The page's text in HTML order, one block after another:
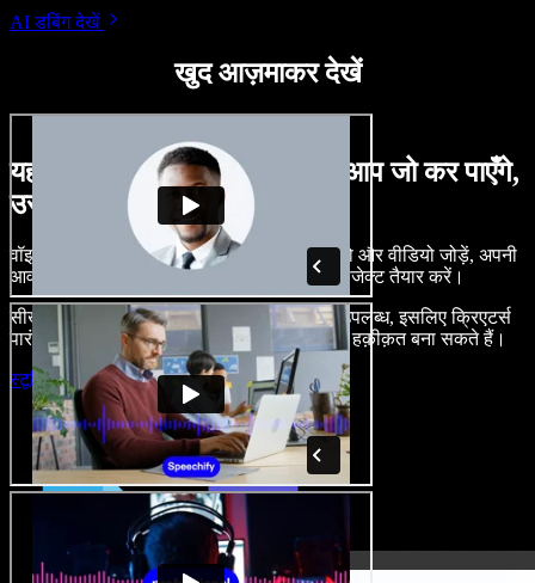
AI डबिंग देखें
खुद आज़माकर देखें
यहाँ Speechify Studio के साथ आप जो कर पाएँगे,
उसका एक छोटा सा नमूना है।
वॉइस-ओवर बनाएं, रॉयल्टी-फ्री स्टॉक इमेज, ऑडियो और वीडियो जोड़ें, अपनी
आवाज़ क्लोन करें, और बेहतरीन ऑडियो-वीडियो प्रोजेक्ट तैयार करें।
सीखने की कोई बाधा नहीं और सब कुछ ब्राउज़र में उपलब्ध, इसलिए क्रिएटर्स
पारंपरिक सीमाएँ छोड़ अपने हर रचनात्मक विचार को हक़ीक़त बना सकते हैं।
स्टूडियो लॉन्च करें